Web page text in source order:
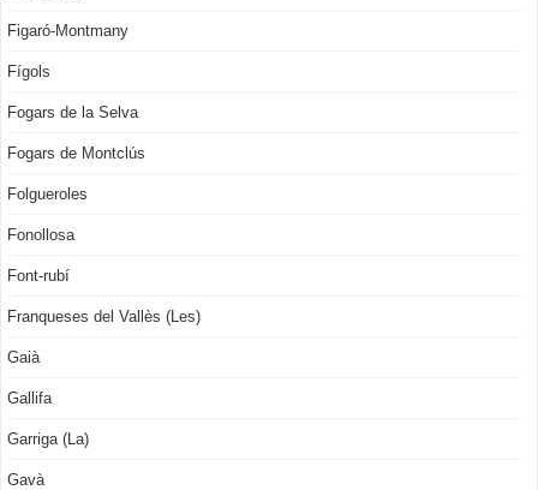
Figaró-Montmany
Fígols
Fogars de la Selva
Fogars de Montclús
Folgueroles
Fonollosa
Font-rubí
Franqueses del Vallès (Les)
Gaià
Gallifa
Garriga (La)
Gavà